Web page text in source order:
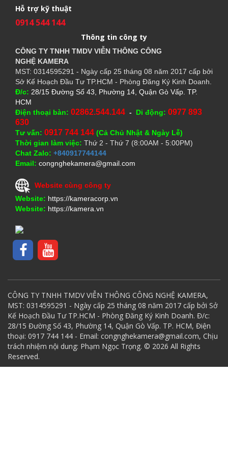
Hỗ trợ kỹ thuật
0914 544 144
Thông tin công ty
CÔNG TY TNHH TMDV VIỄN THÔNG CÔNG
NGHỆ KAMERA
MST: 0314595291 - Ngày cấp 25 tháng 08 năm 2017 cấp bởi
Sở Kế Hoạch Đầu Tư TP.HCM - Phòng Đăng Ký Kinh Doanh.
Đ/c: 28/15 Đường Số 43, Phường 14, Quận Gò Vấp. TP.
HCM
Điện thoại bàn: 02862.544.144 - Di động: 0977 893
630
Tư vấn: 0917 744 144 (Cả Chủ Nhật & Ngày Lễ)
Thời gian làm việc: Thứ 2 - Thứ 7 (8:00AM - 5:00PM)
Chat Zalo: +840917744144
Email: congnghekamera@gmail.com
Website cùng công ty
Website: https://kameracorp.vn
Website: https://kamera.vn
CÔNG TY TNHH TMDV VIỄN THÔNG CÔNG NGHỆ KAMERA,
MST: 0314595291 - Ngày cấp 25 tháng 08 năm 2017 cấp bởi Sở
Kế Hoạch Đầu Tư TP.HCM - Phòng Đăng Ký Kinh Doanh. Đ/c:
28/15 Đường Số 43, Phường 14, Quận Gò Vấp. TP. HCM, Điện
thoại: 0917 744 144 - Email: congnghekamera@gmail.com, Chịu
trách nhiệm nội dung: Phạm Ngọc Trọng. © 2026 All Rights
Reserved.